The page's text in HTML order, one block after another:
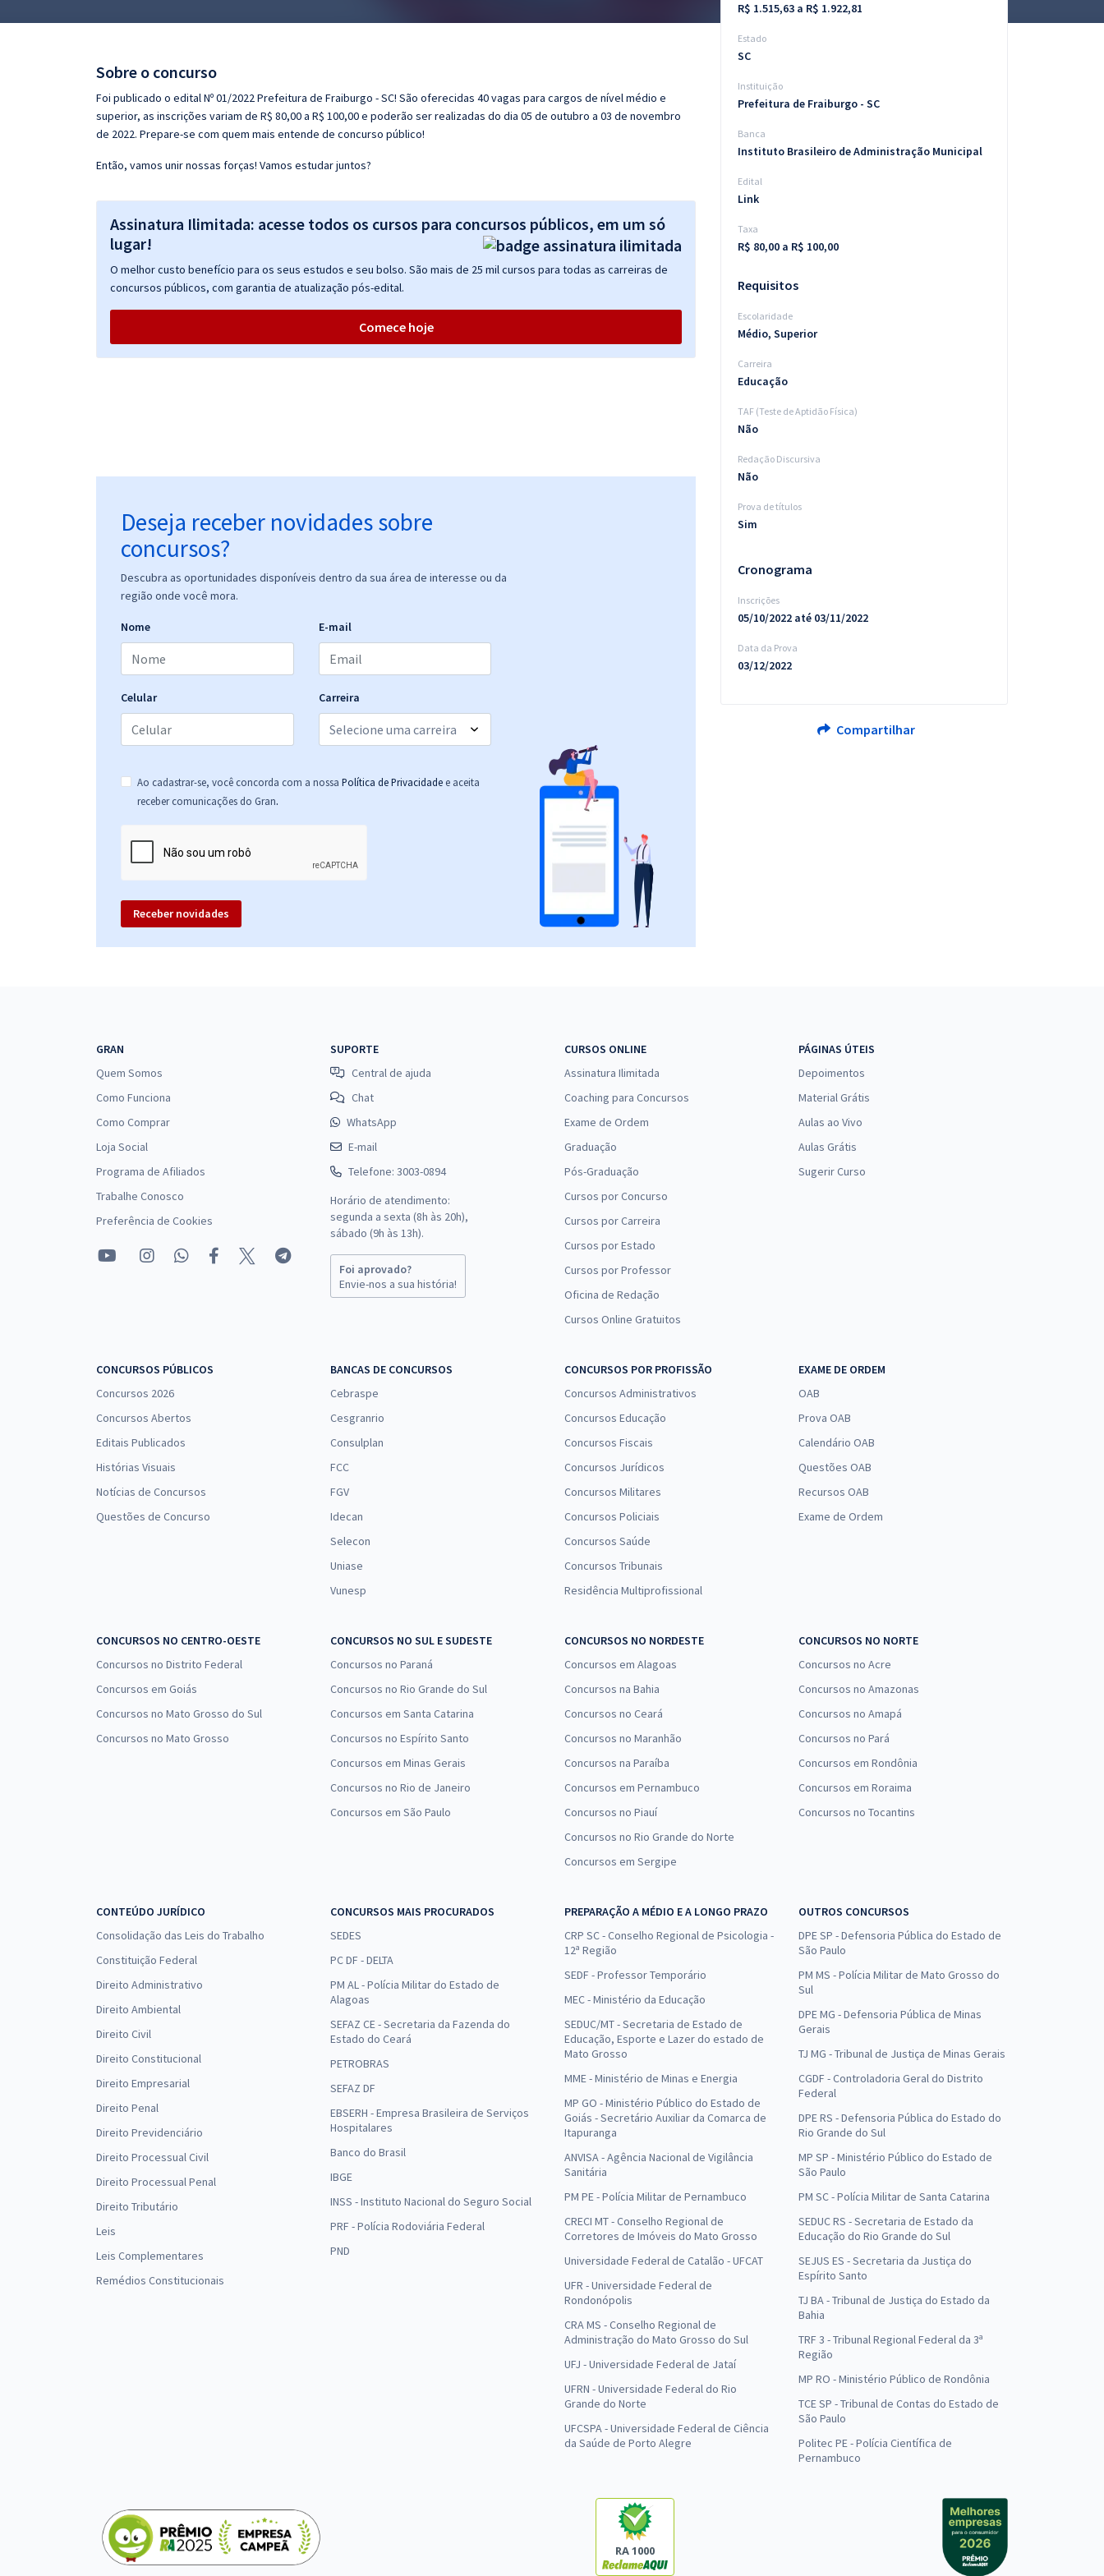
Questões grátis
Conteúdo gratuito
Sobre o concurso
Foi publicado o edital Nº 01/2022 Prefeitura de Fraiburgo - SC! São oferecidas 40 vagas para cargos de nível médio e
superior, as inscrições variam de R$ 80,00 a R$ 100,00 e poderão ser realizadas do dia 05 de outubro a 03 de novembro
de 2022. Prepare-se com quem mais entende de concurso público!
Então, vamos unir nossas forças! Vamos estudar juntos?
Assinatura Ilimitada: acesse todos os cursos para concursos públicos, em um só
lugar!
O melhor custo benefício para os seus estudos e seu bolso. São mais de 25 mil cursos para todas as carreiras de
concursos públicos, com garantia de atualização pós-edital.
Comece hoje
Deseja receber novidades sobre
concursos?
Descubra as oportunidades disponíveis dentro da sua área de interesse ou da
região onde você mora.
Nome E-mail
Celular Carreira
Ao cadastrar-se, você concorda com a nossa Política de Privacidade e aceita
receber comunicações do Gran.
Receber novidades
R$ 1.515,63 a R$ 1.922,81
Estado
SC
Instituição
Prefeitura de Fraiburgo - SC
Banca
Instituto Brasileiro de Administração Municipal
Edital
Link
Taxa
R$ 80,00 a R$ 100,00
Requisitos
Escolaridade
Médio, Superior
Carreira
Educação
TAF (Teste de Aptidão Física)
Não
Redação Discursiva
Não
Prova de títulos
Sim
Cronograma
Inscrições
05/10/2022 até 03/11/2022
Data da Prova
03/12/2022
Compartilhar
GRAN
Quem Somos
Como Funciona
Como Comprar
Loja Social
Programa de Afiliados
Trabalhe Conosco
Preferência de Cookies
SUPORTE
Central de ajuda
Chat
WhatsApp
E-mail
Telefone: 3003-0894
Horário de atendimento:
segunda a sexta (8h às 20h),
sábado (9h às 13h).
Foi aprovado?
Envie-nos a sua história!
CURSOS ONLINE
Assinatura Ilimitada
Coaching para Concursos
Exame de Ordem
Graduação
Pós-Graduação
Cursos por Concurso
Cursos por Carreira
Cursos por Estado
Cursos por Professor
Oficina de Redação
Cursos Online Gratuitos
PÁGINAS ÚTEIS
Depoimentos
Material Grátis
Aulas ao Vivo
Aulas Grátis
Sugerir Curso
CONCURSOS PÚBLICOS
Concursos 2026
Concursos Abertos
Editais Publicados
Histórias Visuais
Notícias de Concursos
Questões de Concurso
BANCAS DE CONCURSOS
Cebraspe
Cesgranrio
Consulplan
FCC
FGV
Idecan
Selecon
Uniase
Vunesp
CONCURSOS POR PROFISSÃO
Concursos Administrativos
Concursos Educação
Concursos Fiscais
Concursos Jurídicos
Concursos Militares
Concursos Policiais
Concursos Saúde
Concursos Tribunais
Residência Multiprofissional
EXAME DE ORDEM
OAB
Prova OAB
Calendário OAB
Questões OAB
Recursos OAB
Exame de Ordem
CONCURSOS NO CENTRO-OESTE
Concursos no Distrito Federal
Concursos em Goiás
Concursos no Mato Grosso do Sul
Concursos no Mato Grosso
CONCURSOS NO SUL E SUDESTE
Concursos no Paraná
Concursos no Rio Grande do Sul
Concursos em Santa Catarina
Concursos no Espírito Santo
Concursos em Minas Gerais
Concursos no Rio de Janeiro
Concursos em São Paulo
CONCURSOS NO NORDESTE
Concursos em Alagoas
Concursos na Bahia
Concursos no Ceará
Concursos no Maranhão
Concursos na Paraíba
Concursos em Pernambuco
Concursos no Piauí
Concursos no Rio Grande do Norte
Concursos em Sergipe
CONCURSOS NO NORTE
Concursos no Acre
Concursos no Amazonas
Concursos no Amapá
Concursos no Pará
Concursos em Rondônia
Concursos em Roraima
Concursos no Tocantins
CONTEÚDO JURÍDICO
Consolidação das Leis do Trabalho
Constituição Federal
Direito Administrativo
Direito Ambiental
Direito Civil
Direito Constitucional
Direito Empresarial
Direito Penal
Direito Previdenciário
Direito Processual Civil
Direito Processual Penal
Direito Tributário
Leis
Leis Complementares
Remédios Constitucionais
CONCURSOS MAIS PROCURADOS
SEDES
PC DF - DELTA
PM AL - Polícia Militar do Estado de
Alagoas
SEFAZ CE - Secretaria da Fazenda do
Estado do Ceará
PETROBRAS
SEFAZ DF
EBSERH - Empresa Brasileira de Serviços
Hospitalares
Banco do Brasil
IBGE
INSS - Instituto Nacional do Seguro Social
PRF - Polícia Rodoviária Federal
PND
PREPARAÇÃO A MÉDIO E A LONGO PRAZO
CRP SC - Conselho Regional de Psicologia -
12ª Região
SEDF - Professor Temporário
MEC - Ministério da Educação
SEDUC/MT - Secretaria de Estado de
Educação, Esporte e Lazer do estado de
Mato Grosso
MME - Ministério de Minas e Energia
MP GO - Ministério Público do Estado de
Goiás - Secretário Auxiliar da Comarca de
Itapuranga
ANVISA - Agência Nacional de Vigilância
Sanitária
PM PE - Polícia Militar de Pernambuco
CRECI MT - Conselho Regional de
Corretores de Imóveis do Mato Grosso
Universidade Federal de Catalão - UFCAT
UFR - Universidade Federal de
Rondonópolis
CRA MS - Conselho Regional de
Administração do Mato Grosso do Sul
UFJ - Universidade Federal de Jataí
UFRN - Universidade Federal do Rio
Grande do Norte
UFCSPA - Universidade Federal de Ciência
da Saúde de Porto Alegre
OUTROS CONCURSOS
DPE SP - Defensoria Pública do Estado de
São Paulo
PM MS - Polícia Militar de Mato Grosso do
Sul
DPE MG - Defensoria Pública de Minas
Gerais
TJ MG - Tribunal de Justiça de Minas Gerais
CGDF - Controladoria Geral do Distrito
Federal
DPE RS - Defensoria Pública do Estado do
Rio Grande do Sul
MP SP - Ministério Público do Estado de
São Paulo
PM SC - Polícia Militar de Santa Catarina
SEDUC RS - Secretaria de Estado da
Educação do Rio Grande do Sul
SEJUS ES - Secretaria da Justiça do
Espírito Santo
TJ BA - Tribunal de Justiça do Estado da
Bahia
TRF 3 - Tribunal Regional Federal da 3ª
Região
MP RO - Ministério Público de Rondônia
TCE SP - Tribunal de Contas do Estado de
São Paulo
Politec PE - Polícia Científica de
Pernambuco
RA 1000